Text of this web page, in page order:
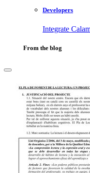
Developers
Integrate
From the blog